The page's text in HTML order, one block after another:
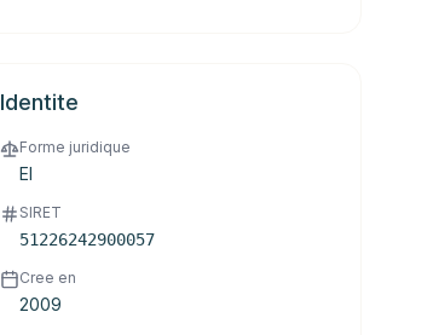
Identite
Forme juridique
EI
SIRET
51226242900057
Cree en
2009